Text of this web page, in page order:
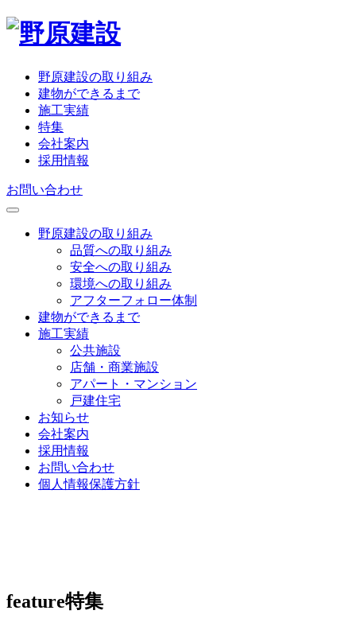
野原建設の取り組み
建物ができるまで
施工実績
特集
会社案内
採用情報
お問い合わせ
野原建設の取り組み
品質への取り組み
安全への取り組み
環境への取り組み
アフターフォロー体制
建物ができるまで
施工実績
公共施設
店舗・商業施設
アパート・マンション
戸建住宅
お知らせ
会社案内
採用情報
お問い合わせ
個人情報保護方針
feature特集